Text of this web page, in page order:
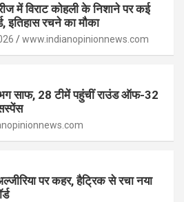
में विराट कोहली के निशाने पर कई
इतिहास रचने का मौका
www.indianopinionnews.com
साफ, 28 टीमें पहुंचीं राउंड ऑफ-32
पर कहर, हैट्रिक से रचा नया